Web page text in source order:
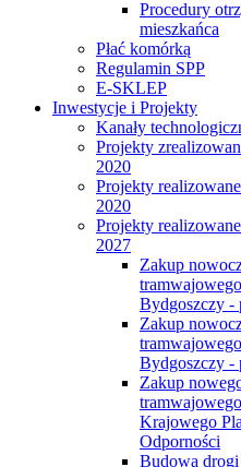
Procedury
mieszkańca
Płać komórką
Regulamin SPP
E-SKLEP
Inwestycje i Projekty
Kanały
Projekty
2020
Projekty
2020
Projekty
2027
Zakup
Bydgoszczy -
Zakup
Bydgoszczy -
Zakup
Krajowego
Odporności
Budowa